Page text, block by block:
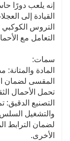
إنه يلعب دورًا
القيادة إلى
التروس
التعامل مع
سمات:
المادة
المقسى لضمان
تحمل الأحمال
التصنيع الدقيق:
والتشغيل
لضمان الترابط
الأخرى.